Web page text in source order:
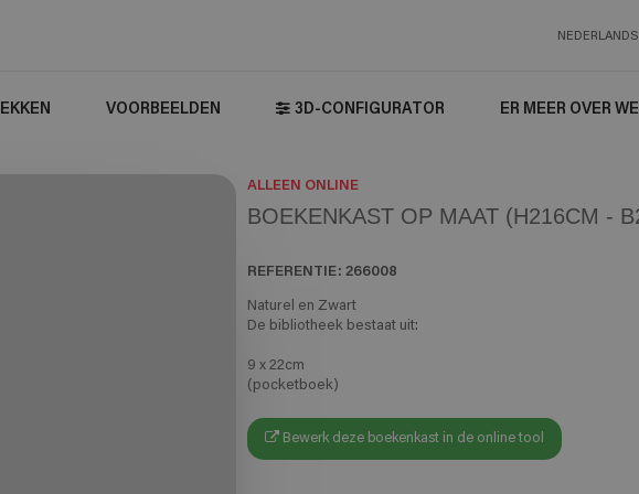
NEDERLANDS
VOORBEELDEN 3D-CONFIGURATOR ER MEER OVER
ALLEEN ONLINE
BOEKENKAST OP MAAT (H216CM -
REFERENTIE: 266008
Naturel en Zwart
De bibliotheek bestaat uit:
9 x 22cm
(pocketboek)
Bewerk deze boekenkast in de online tool